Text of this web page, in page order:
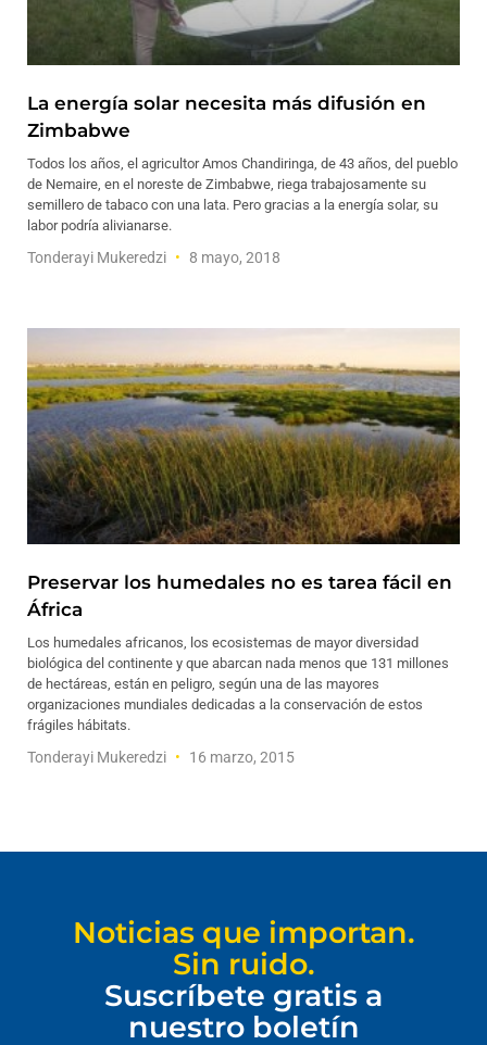
La energía solar necesita más difusión en
Zimbabwe
Todos los años, el agricultor Amos Chandiringa, de 43 años, del pueblo
de Nemaire, en el noreste de Zimbabwe, riega trabajosamente su
semillero de tabaco con una lata. Pero gracias a la energía solar, su
labor podría alivianarse.
Tonderayi Mukeredzi 8 mayo, 2018
Preservar los humedales no es tarea fácil en
África
Los humedales africanos, los ecosistemas de mayor diversidad
biológica del continente y que abarcan nada menos que 131 millones
de hectáreas, están en peligro, según una de las mayores
organizaciones mundiales dedicadas a la conservación de estos
frágiles hábitats.
Tonderayi Mukeredzi 16 marzo, 2015
Noticias que importan.
Sin ruido.
Suscríbete gratis a
nuestro boletín